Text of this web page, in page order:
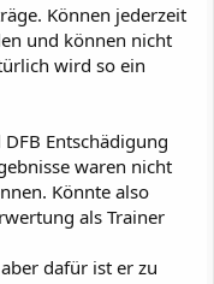
Können jederzeit
und können nicht
wird so ein
Entschädigung
waren nicht
Könnte also
als Trainer
dafür ist er zu